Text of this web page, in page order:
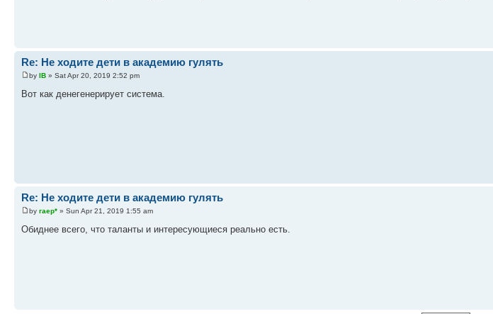
Re: Не ходите дети в академию гулять
by IB » Sat Apr 20, 2019 2:52 pm
Вот как денегенерирует система.
Re: Не ходите дети в академию гулять
by гаер* » Sun Apr 21, 2019 1:55 am
Обиднее всего, что таланты и интересующиеся реально есть.